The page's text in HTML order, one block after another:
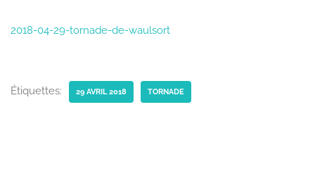
2018-04-29-tornade-de-waulsort
Étiquettes: 29 AVRIL 2018 TORNADE